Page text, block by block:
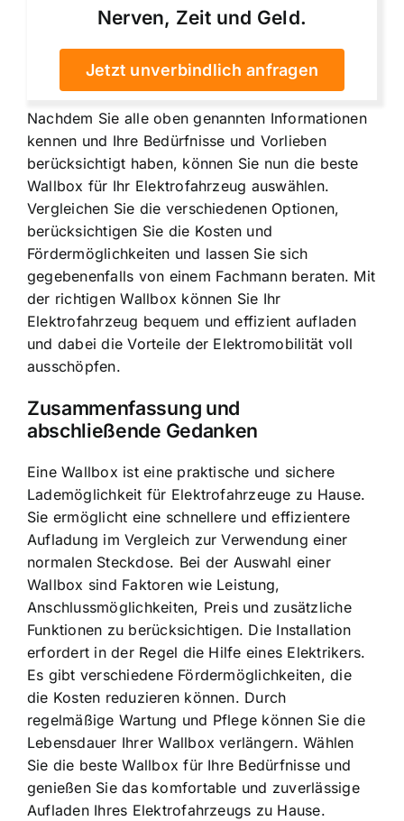
Nerven, Zeit und Geld.
Jetzt unverbindlich anfragen
Nachdem Sie alle oben genannten Informationen
kennen und Ihre Bedürfnisse und Vorlieben
berücksichtigt haben, können Sie nun die beste
Wallbox für Ihr Elektrofahrzeug auswählen.
Vergleichen Sie die verschiedenen Optionen,
berücksichtigen Sie die Kosten und
Fördermöglichkeiten und lassen Sie sich
gegebenenfalls von einem Fachmann beraten. Mit
der richtigen Wallbox können Sie Ihr
Elektrofahrzeug bequem und effizient aufladen
und dabei die Vorteile der Elektromobilität voll
ausschöpfen.
Zusammenfassung und
abschließende Gedanken
Eine Wallbox ist eine praktische und sichere
Lademöglichkeit für Elektrofahrzeuge zu Hause.
Sie ermöglicht eine schnellere und effizientere
Aufladung im Vergleich zur Verwendung einer
normalen Steckdose. Bei der Auswahl einer
Wallbox sind Faktoren wie Leistung,
Anschlussmöglichkeiten, Preis und zusätzliche
Funktionen zu berücksichtigen. Die Installation
erfordert in der Regel die Hilfe eines Elektrikers.
Es gibt verschiedene Fördermöglichkeiten, die
die Kosten reduzieren können. Durch
regelmäßige Wartung und Pflege können Sie die
Lebensdauer Ihrer Wallbox verlängern. Wählen
Sie die beste Wallbox für Ihre Bedürfnisse und
genießen Sie das komfortable und zuverlässige
Aufladen Ihres Elektrofahrzeugs zu Hause.